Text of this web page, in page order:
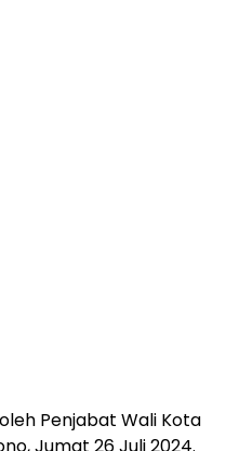
Penjabat Wali Kota
Jumat 26 Juli 2024.